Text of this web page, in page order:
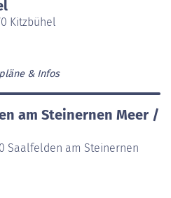
Kitzbühel
& Infos
am Steinernen Meer /
Saalfelden am Steinernen